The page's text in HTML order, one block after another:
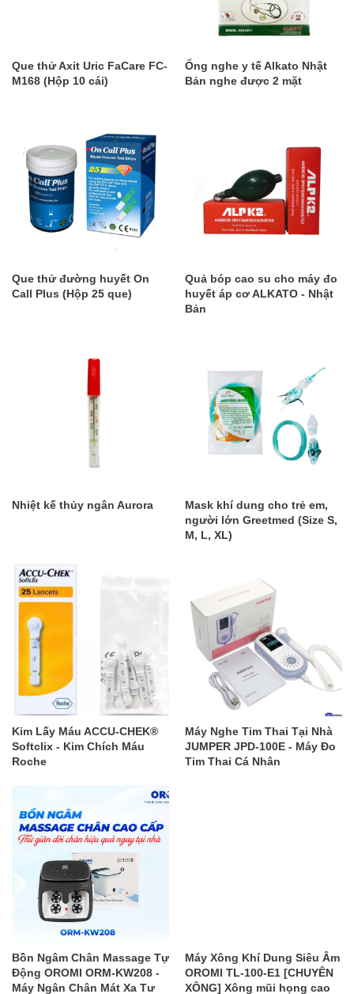
Que thử Axit Uric FaCare FC-
M168 (Hộp 10 cái)
Ống nghe y tế Alkato Nhật
Bản nghe được 2 mặt
Que thử đường huyết On
Call Plus (Hộp 25 que)
Quả bóp cao su cho máy đo
huyết áp cơ ALKATO - Nhật
Bản
Nhiệt kế thủy ngân Aurora
Mask khí dung cho trẻ em,
người lớn Greetmed (Size S,
M, L, XL)
Kim Lấy Máu ACCU-CHEK®
Softclix - Kim Chích Máu
Roche
Máy Nghe Tim Thai Tại Nhà
JUMPER JPD-100E - Máy Đo
Tim Thai Cá Nhân
Bồn Ngâm Chân Massage Tự
Động OROMI ORM-KW208 -
Máy Ngân Chân Mát Xa Tư
Máy Xông Khí Dung Siêu Âm
OROMI TL-100-E1 [CHUYÊN
XÔNG] Xông mũi họng cao